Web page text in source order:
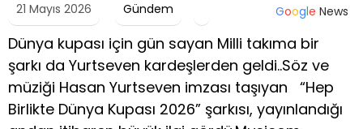
21 Mayıs 2026 Gündem Google News
Dünya kupası için gün sayan Milli takıma bir
şarkı da Yurtseven kardeşlerden geldi..Söz ve
müziği Hasan Yurtseven imzası taşıyan “Hep
Birlikte Dünya Kupası 2026” şarkısı, yayınlandığı